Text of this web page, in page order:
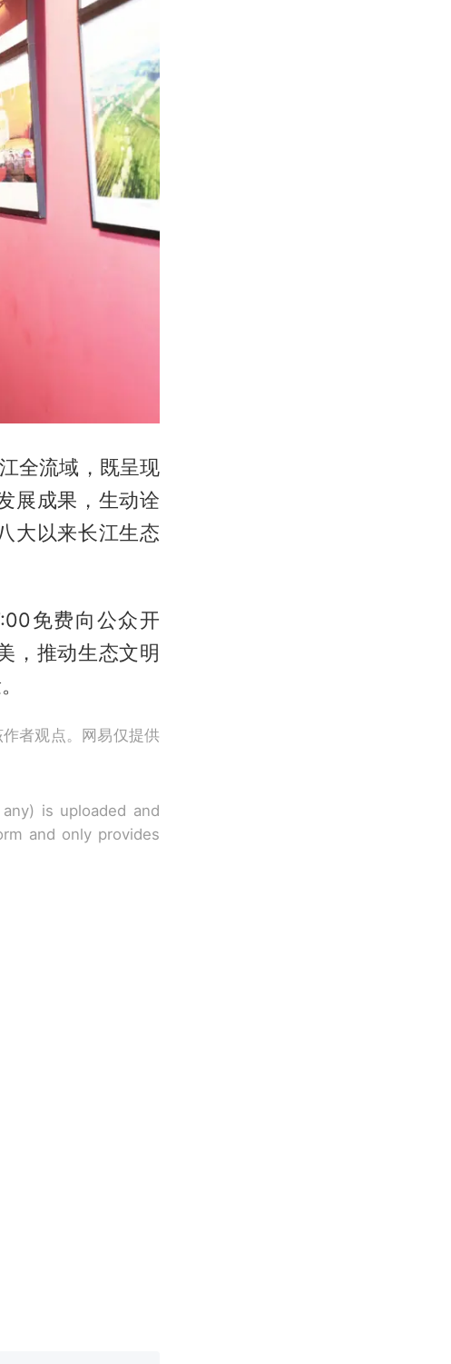
全流域，既呈现
展成果，生动诠
大以来长江生态
免费向公众开
，推动生态文明
者观点。网易仅提供
is uploaded and
and only provides
就邀请中国大使